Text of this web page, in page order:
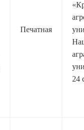
Печатная
24